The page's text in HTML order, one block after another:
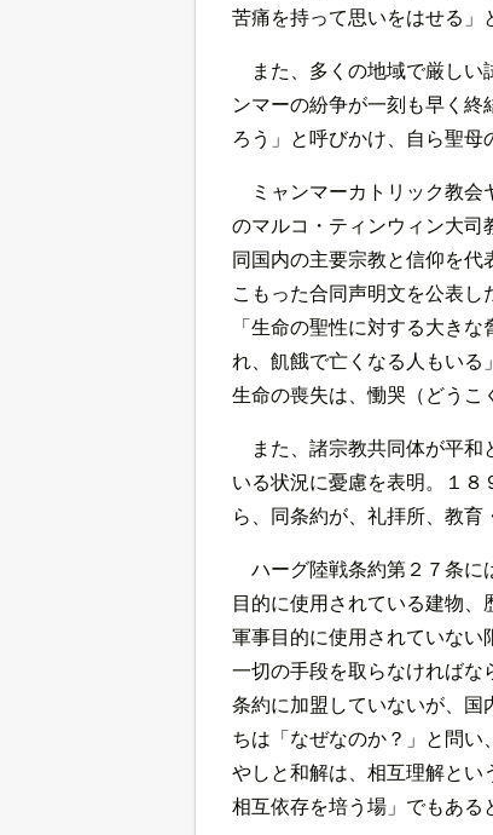
苦痛を持って思いをはせる」
また、多くの地域で厳し
ンマーの紛争が一刻も早く
ろう」と呼びかけ、自ら聖母
ミャンマーカトリック教
のマルコ・ティンウィン大司
同国内の主要宗教と信仰を
こもった合同声明文を公表
「生命の聖性に対する大き
れ、飢餓で亡くなる人もい
生命の喪失は、慟哭（どうこ
また、諸宗教共同体が平
いる状況に憂慮を表明。１
ら、同条約が、礼拝所、教育
ハーグ陸戦条約第２７条
目的に使用されている建物
軍事目的に使用されていな
一切の手段を取らなければ
条約に加盟していないが、
ちは「なぜなのか？」と問
やしと和解は、相互理解と
相互依存を培う場」でもある